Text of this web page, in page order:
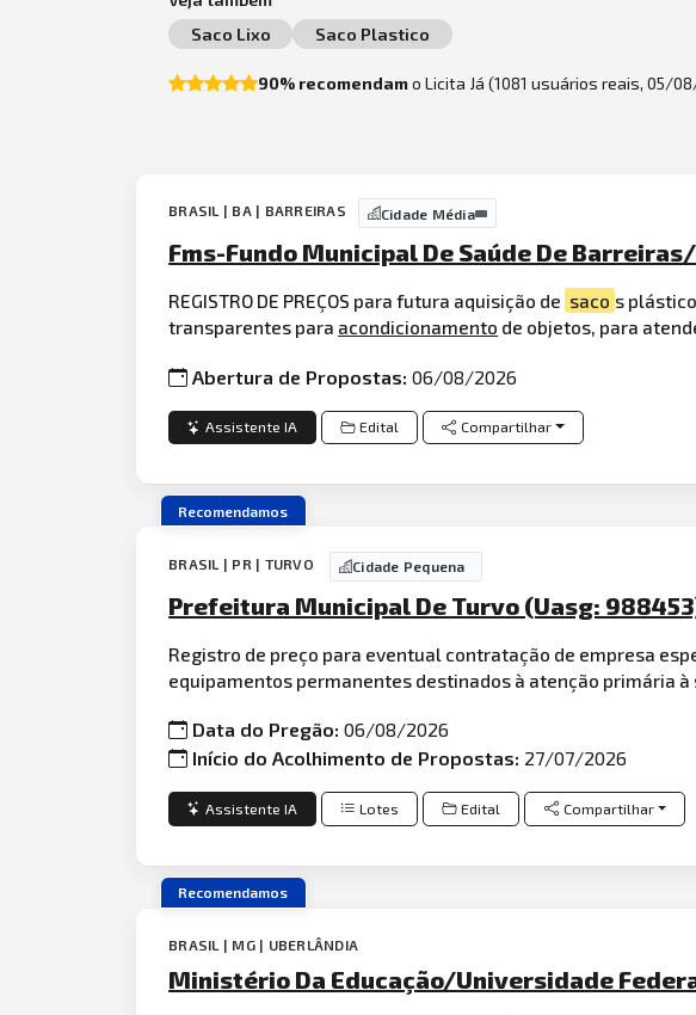
Saco Lixo
Saco Plastico
90% recomendamo Licita Já (1081 usuários reais, 05/
BRASIL | BA | BARREIRAS Cidade Média
Fms-Fundo Municipal De Saúde De
REGISTRO DE PREÇOS para futura aquisição de saco s
transparentes para acondicionamento de objetos, para
Abertura de Propostas:06/08/2026
Assistente IA Edital Compartilhar
Recomendamos
BRASIL | PR | TURVO Cidade Pequena
Prefeitura Municipal De Turvo (Uasg:
Registro de preço para eventual contratação de empresa
equipamentos permanentes destinados à atenção primária
Data do Pregão:06/08/2026
Início do Acolhimento de Propostas: 27/07/2026
Assistente IA Lotes Edital Compartilhar
Recomendamos
BRASIL | MG | UBERLÂNDIA
Ministério Da Educação/Universidade